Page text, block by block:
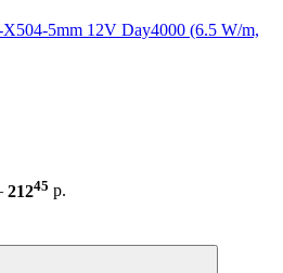
5mm 12V Day4000 (6.5 W/m,
21245 р.